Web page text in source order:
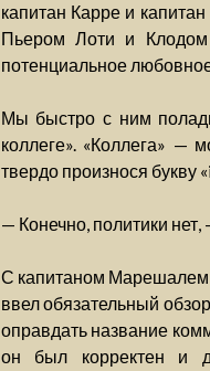
капитан Карре и
Пьером Лоти и
потенциальное
Мы быстро с ним
коллеге». «Коллега» —
твердо произнося букву
— Конечно, политики
С капитаном Марешалем
ввел обязательный
оправдать название
он был корректен и